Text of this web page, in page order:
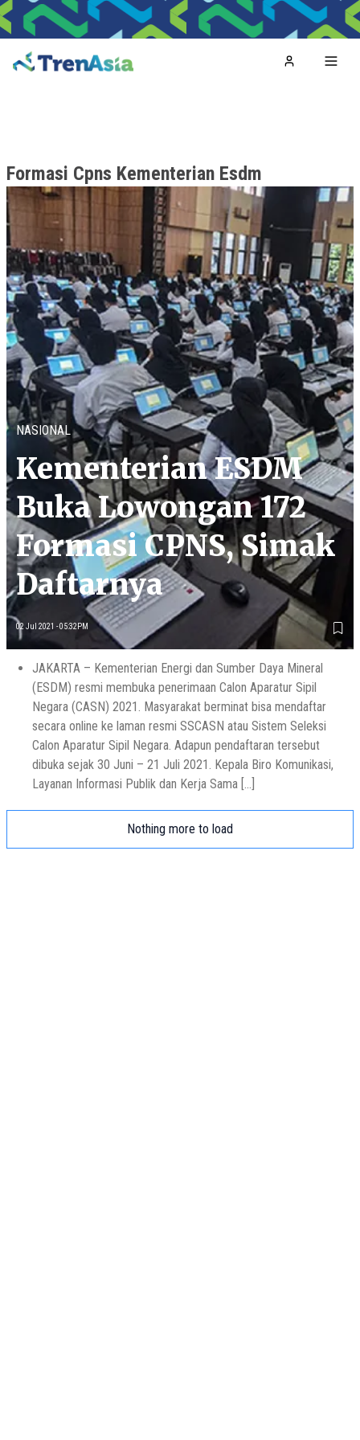
Home
Formasi Cpns Kementerian Esdm
NASIONAL
Kementerian ESDM
Buka Lowongan 172
Formasi CPNS, Simak
Daftarnya
02 Jul 2021 - 05:32PM
JAKARTA – Kementerian Energi dan Sumber Daya Mineral
(ESDM) resmi membuka penerimaan Calon Aparatur Sipil
Negara (CASN) 2021. Masyarakat berminat bisa mendaftar
secara online ke laman resmi SSCASN atau Sistem Seleksi
Calon Aparatur Sipil Negara. Adapun pendaftaran tersebut
dibuka sejak 30 Juni – 21 Juli 2021. Kepala Biro Komunikasi,
Layanan Informasi Publik dan Kerja Sama […]
Nothing more to load